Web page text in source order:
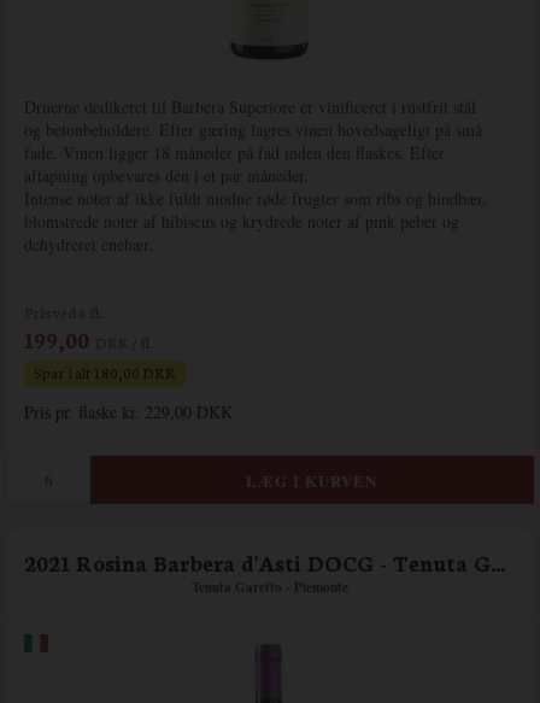
Druerne dedikeret til Barbera Superiore er vinificeret i rustfrit stål
og betonbeholdere. Efter gæring lagres vinen hovedsageligt på små
fade. Vinen ligger 18 måneder på fad inden den flaskes. Efter
aftapning opbevares den i et par måneder.
Intense noter af ikke fuldt modne røde frugter som ribs og hindbær,
blomstrede noter af hibiscus og krydrede noter af pink peber og
dehydreret enebær.
199,00
Spar i alt 180,00 DKK
Pris pr. flaske kr. 229,00 DKK
2021 Rosina Barbera d'Asti DOCG - Tenuta Garetto
Tenuta Garetto - Piemonte